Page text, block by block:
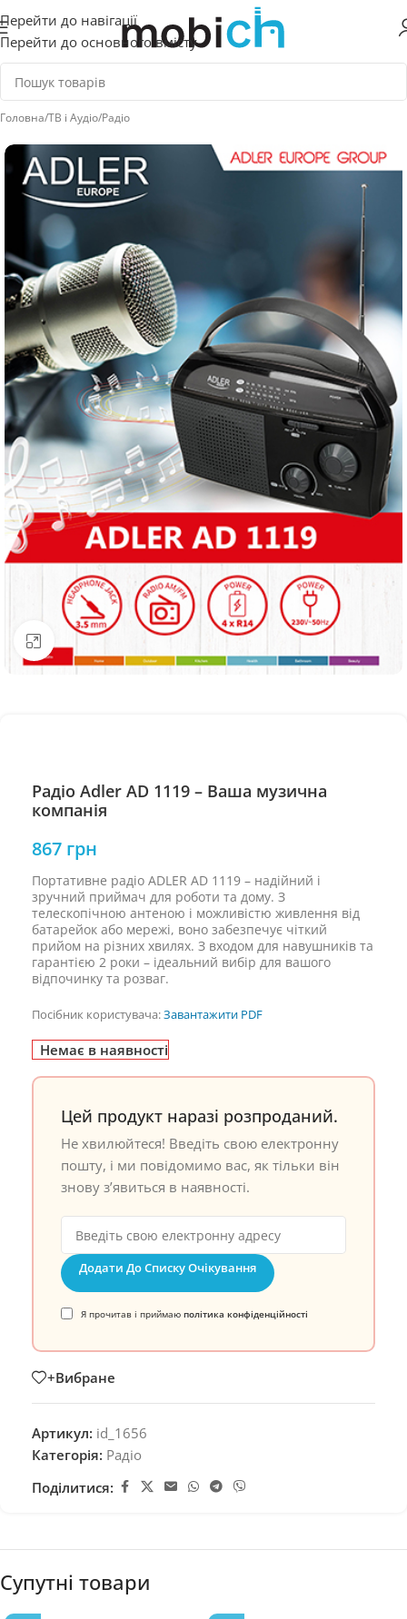
Перейти до навігації
Перейти до основного вмісту
Головна/ТВ і Аудіо/Радіо
Натисніть, щоб збільшити
Радіо Adler AD 1119 – Ваша музична
компанія
867 грн
Портативне радіо ADLER AD 1119 – надійний і
зручний приймач для роботи та дому. З
телескопічною антеною і можливістю живлення від
батарейок або мережі, воно забезпечує чіткий
прийом на різних хвилях. З входом для навушників та
гарантією 2 роки – ідеальний вибір для вашого
відпочинку та розваг.
Посібник користувача:Завантажити PDF
Немає в наявності
Цей продукт наразі розпроданий.
Не хвилюйтеся! Введіть свою електронну
пошту, і ми повідомимо вас, як тільки він
знову з’явиться в наявності.
Додати До Списку Очікування
Я прочитав і приймаю політика конфіденційності
+Вибране
Артикул: id_1656
Категорія: Радіо
Поділитися:
Супутні товари